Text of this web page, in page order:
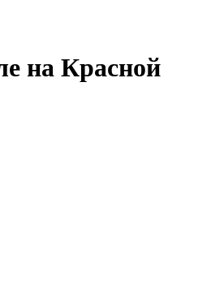
на Красной